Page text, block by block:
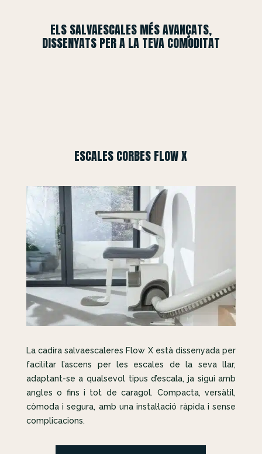
ELS SALVAESCALES MÉS AVANÇATS,
DISSENYATS PER A LA TEVA COMODITAT
ESCALES CORBES FLOW X
La cadira salvaescaleres Flow X està dissenyada per
facilitar l’ascens per les escales de la seva llar,
adaptant-se a qualsevol tipus d’escala, ja sigui amb
angles o fins i tot de caragol. Compacta, versàtil,
còmoda i segura, amb una instal·lació ràpida i sense
complicacions.